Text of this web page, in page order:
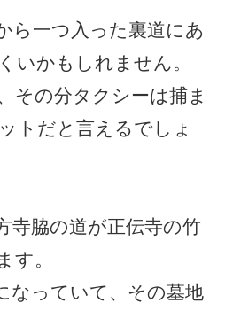
ら一つ入った裏道にあ
いかもしれません。
その分タクシーは捕ま
トだと言えるでしょ
寺脇の道が正伝寺の竹
す。
なっていて、その墓地